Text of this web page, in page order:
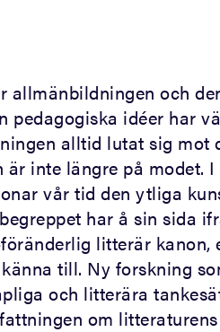
allmänbildningen och
pedagogiska idéer har
alltid lutat sig mot
är inte längre på modet.
vår tid den ytliga
har å sin sida
litterär kanon,
till. Ny forskning
och litterära
om